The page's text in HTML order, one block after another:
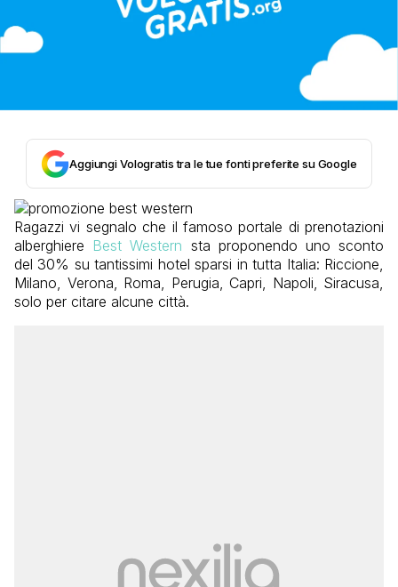
Aggiungi Vologratis tra le tue fonti preferite su Google
Ragazzi vi segnalo che il famoso portale di prenotazioni
alberghiere Best Western sta proponendo uno sconto
del 30% su tantissimi hotel sparsi in tutta Italia: Riccione,
Milano, Verona, Roma, Perugia, Capri, Napoli, Siracusa,
solo per citare alcune città.